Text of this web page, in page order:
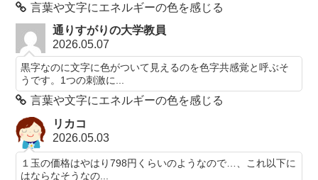
言葉や文字にエネルギーの色を感じる
通りすがりの大学教員
2026.05.07
黒字なのに文字に色がついて見えるのを色字共感覚と呼ぶそ
うです。1つの刺激に...
言葉や文字にエネルギーの色を感じる
リカコ
2026.05.03
１玉の価格はやはり798円くらいのようなので…、これ以下に
はならなそうなの...